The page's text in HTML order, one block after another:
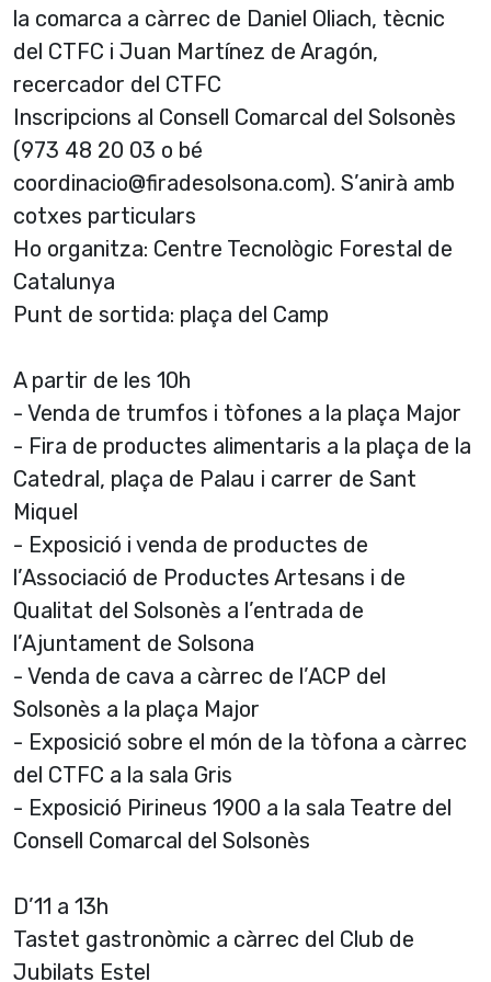
la comarca a càrrec de Daniel Oliach, tècnic
del CTFC i Juan Martínez de Aragón,
recercador del CTFC
Inscripcions al Consell Comarcal del Solsonès
(973 48 20 03 o bé
coordinacio@firadesolsona.com). S’anirà amb
cotxes particulars
Ho organitza: Centre Tecnològic Forestal de
Catalunya
Punt de sortida: plaça del Camp
A partir de les 10h
- Venda de trumfos i tòfones a la plaça Major
- Fira de productes alimentaris a la plaça de la
Catedral, plaça de Palau i carrer de Sant
Miquel
- Exposició i venda de productes de
l’Associació de Productes Artesans i de
Qualitat del Solsonès a l’entrada de
l’Ajuntament de Solsona
- Venda de cava a càrrec de l’ACP del
Solsonès a la plaça Major
- Exposició sobre el món de la tòfona a càrrec
del CTFC a la sala Gris
- Exposició Pirineus 1900 a la sala Teatre del
Consell Comarcal del Solsonès
D’11 a 13h
Tastet gastronòmic a càrrec del Club de
Jubilats Estel